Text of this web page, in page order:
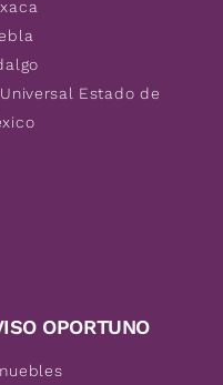
Estado de
OPORTUNO